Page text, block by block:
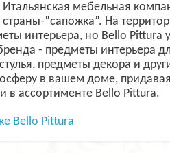
Итальянская мебельная
страны-”сапожка”. На
интерьера, но Bello
- предметы интерьера
предметы декора и
в вашем доме,
в ассортименте Bello Pittura.
Bello Pittura